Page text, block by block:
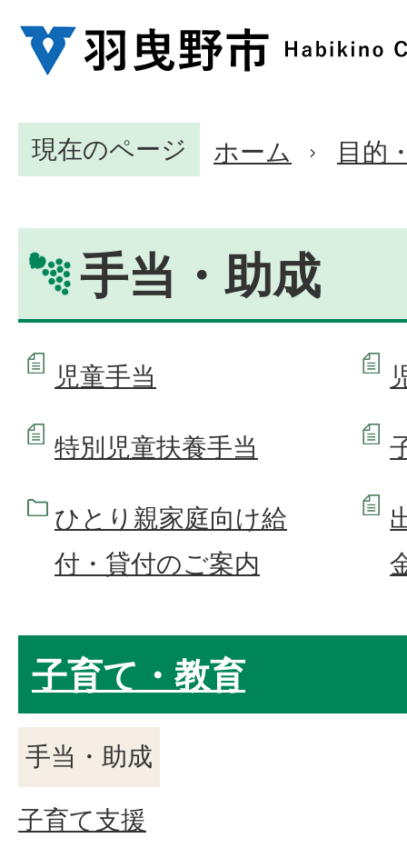
現在のページ ホーム 目的
手当・助成
児童手当
特別児童扶養手当
ひとり親家庭向け給
付・貸付のご案内
子育て・教育
手当・助成
子育て支援